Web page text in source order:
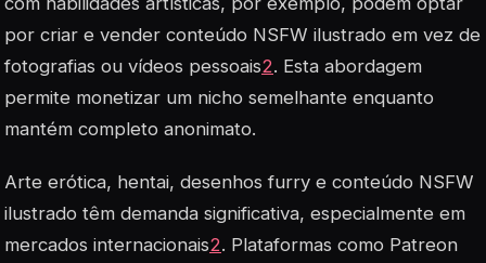
por criar e vender conteúdo NSFW ilustrado em vez de
fotografias ou vídeos pessoais2. Esta abordagem
permite monetizar um nicho semelhante enquanto
mantém completo anonimato.
Arte erótica, hentai, desenhos furry e conteúdo NSFW
ilustrado têm demanda significativa, especialmente em
mercados internacionais2. Plataformas como Patreon